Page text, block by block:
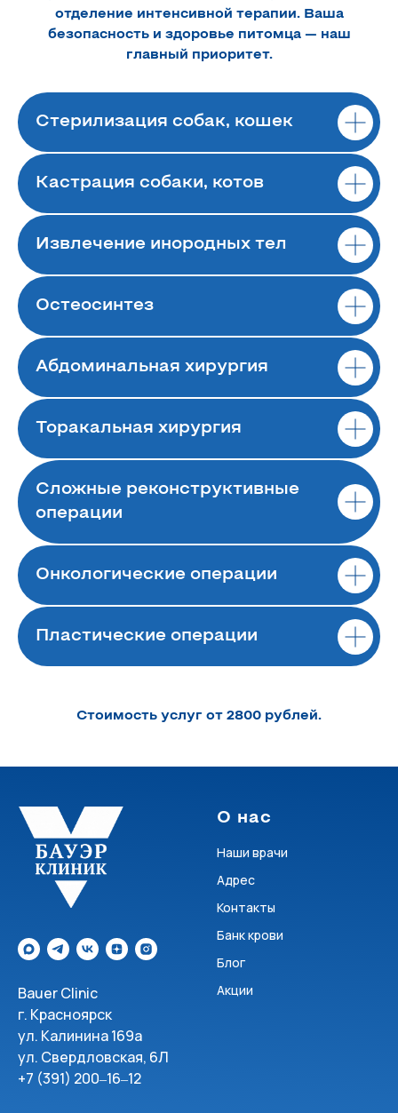
отделение интенсивной терапии. Ваша
безопасность и здоровье питомца — наш
главный приоритет.
Стерилизация собак, кошек
Кастрация собаки, котов
Извлечение инородных тел
Остеосинтез
Абдоминальная хирургия
Торакальная хирургия
Сложные реконструктивные
операции
Онкологические операции
Пластические операции
Стоимость услуг от 2800 рублей.
Bauer Clinic
г. Красноярск
ул. Калинина 169а
ул. Свердловская, 6Л
+7 (391) 200‒16‒12
О нас
Наши врачи
Адрес
Контакты
Банк крови
Блог
Акции